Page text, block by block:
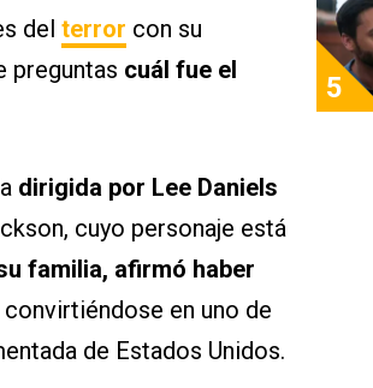
del terror con su
preguntas cuál fue el
dirigida por Lee Daniels
cuyo personaje está
familia, afirmó haber
convirtiéndose en uno de
de Estados Unidos.
5